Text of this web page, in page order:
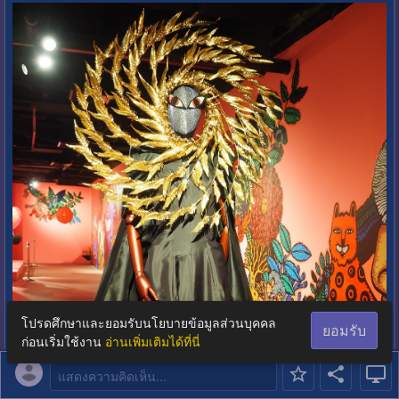
แสดงความคิดเห็น...
โปรดศึกษาและยอมรับนโยบายข้อมูลส่วนบุคคล
ก่อนเริ่มใช้งาน อ่านเพิ่มเติมได้ที่นี่
ยอมรับ